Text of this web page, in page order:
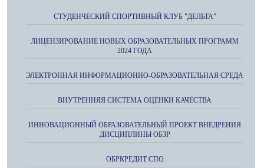
СТУДЕНЧЕСКИЙ СПОРТИВНЫЙ КЛУБ "ДЕЛЬТА"
ЛИЦЕНЗИРОВАНИЕ НОВЫХ ОБРАЗОВАТЕЛЬНЫХ ПРОГРАММ
2024 ГОДА
ЭЛЕКТРОННАЯ ИНФОРМАЦИОННО-ОБРАЗОВАТЕЛЬНАЯ СРЕДА
ВНУТРЕННЯЯ СИСТЕМА ОЦЕНКИ КАЧЕСТВА
ИННОВАЦИОННЫЙ ОБРАЗОВАТЕЛЬНЫЙ ПРОЕКТ ВНЕДРЕНИЯ
ДИСЦИПЛИНЫ ОБЗР
ОБРКРЕДИТ СПО